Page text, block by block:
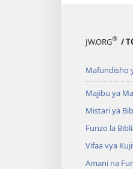
JW.ORG® /
Mafundisho
Majibu ya
Mistari ya
Funzo la
Vifaa vya
Amani na